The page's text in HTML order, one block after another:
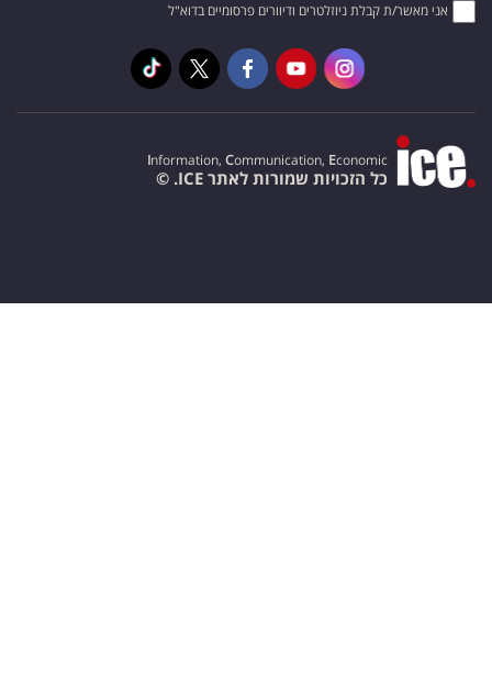
אני מאשר/ת קבלת ניוזלטרים ודיוורים פרסומיים בדוא"ל
Information, Communication, Economic
כל הזכויות שמורות לאתר ICE. ©